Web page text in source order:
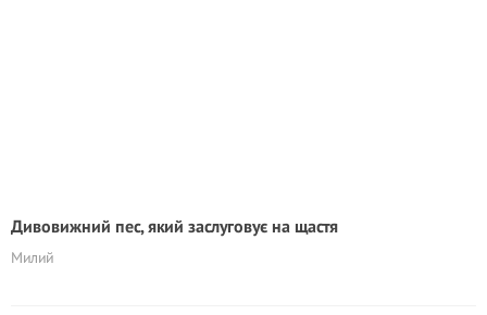
Дивовижний пес, який заслуговує на щастя
Милий